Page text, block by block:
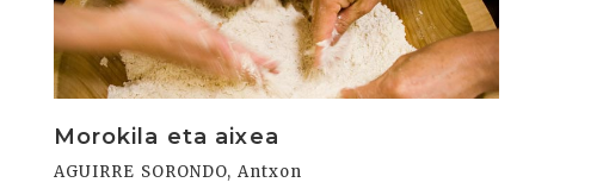
Morokila eta aixea
AGUIRRE SORONDO, Antxon